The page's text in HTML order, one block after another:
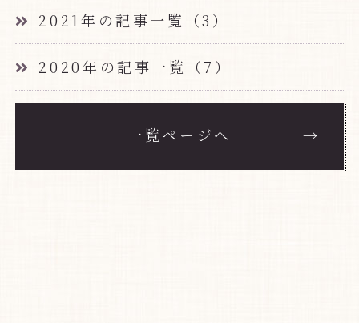
2021年の記事一覧（3）
2020年の記事一覧（7）
一覧ページへ